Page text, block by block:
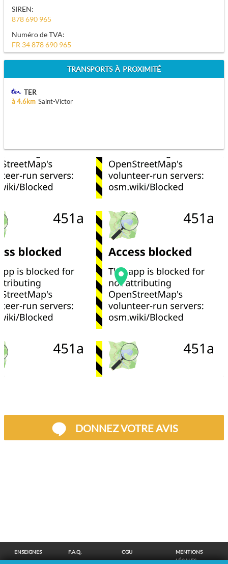
SIREN:
878 690 965
Numéro de TVA:
FR 34 878 690 965
TRANSPORTS À PROXIMITÉ
TER
à 4.6km Saint-Victor
DONNEZ VOTRE AVIS
ENSEIGNES F.A.Q. CGU
MENTIONS
LÉGALES